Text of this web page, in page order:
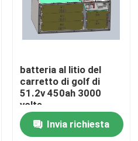
batteria al litio del
carretto di golf di
51.2v 450ah 3000
volte
900mmx490mmx450mm
Invia richiesta